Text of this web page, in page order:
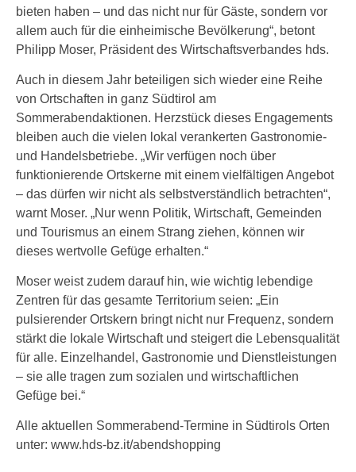
bieten haben – und das nicht nur für Gäste, sondern vor
allem auch für die einheimische Bevölkerung“, betont
Philipp Moser, Präsident des Wirtschaftsverbandes hds.
Auch in diesem Jahr beteiligen sich wieder eine Reihe
von Ortschaften in ganz Südtirol am
Sommerabendaktionen. Herzstück dieses Engagements
bleiben auch die vielen lokal verankerten Gastronomie-
und Handelsbetriebe. „Wir verfügen noch über
funktionierende Ortskerne mit einem vielfältigen Angebot
– das dürfen wir nicht als selbstverständlich betrachten“,
warnt Moser. „Nur wenn Politik, Wirtschaft, Gemeinden
und Tourismus an einem Strang ziehen, können wir
dieses wertvolle Gefüge erhalten.“
Moser weist zudem darauf hin, wie wichtig lebendige
Zentren für das gesamte Territorium seien: „Ein
pulsierender Ortskern bringt nicht nur Frequenz, sondern
stärkt die lokale Wirtschaft und steigert die Lebensqualität
für alle. Einzelhandel, Gastronomie und Dienstleistungen
– sie alle tragen zum sozialen und wirtschaftlichen
Gefüge bei.“
Alle aktuellen Sommerabend-Termine in Südtirols Orten
unter: www.hds-bz.it/abendshopping